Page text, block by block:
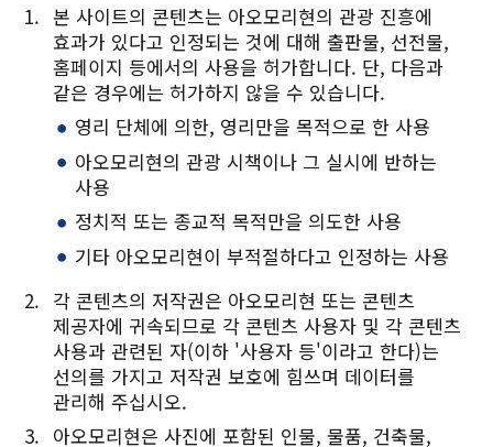
본 사이트의 콘텐츠는 아오모리현의 관광 진흥에
효과가 있다고 인정되는 것에 대해 출판물, 선전물,
홈페이지 등에서의 사용을 허가합니다. 단, 다음과
같은 경우에는 허가하지 않을 수 있습니다.
영리 단체에 의한, 영리만을 목적으로 한 사용
아오모리현의 관광 시책이나 그 실시에 반하는
사용
정치적 또는 종교적 목적만을 의도한 사용
기타 아오모리현이 부적절하다고 인정하는 사용
각 콘텐츠의 저작권은 아오모리현 또는 콘텐츠
제공자에 귀속되므로 각 콘텐츠 사용자 및 각 콘텐츠
사용과 관련된 자(이하 '사용자 등'이라고 한다)는
선의를 가지고 저작권 보호에 힘쓰며 데이터를
관리해 주십시오.
아오모리현은 사진에 포함된 인물, 물품, 건축물,
Twitter에 공유
Facebook에 공유